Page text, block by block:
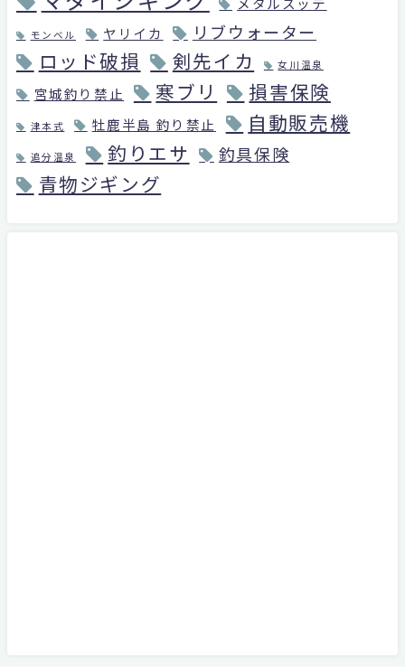
モンベル ヤリイカ リブウォーター
ロッド破損 剣先イカ 女川温泉
宮城釣り禁止 寒ブリ 損害保険
津本式 牡鹿半島 釣り禁止 自動販売機
追分温泉 釣りエサ 釣具保険
青物ジギング